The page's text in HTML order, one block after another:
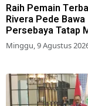
Raih Pemain
Rivera Pede Bawa
Persebaya Tatap
2026-2027
Minggu, 9 Agustus